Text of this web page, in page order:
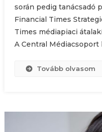
során pedig tanácsadó
Financial Times
Times médiapiaci
A Central Médiacsoport
Tovább olvasom